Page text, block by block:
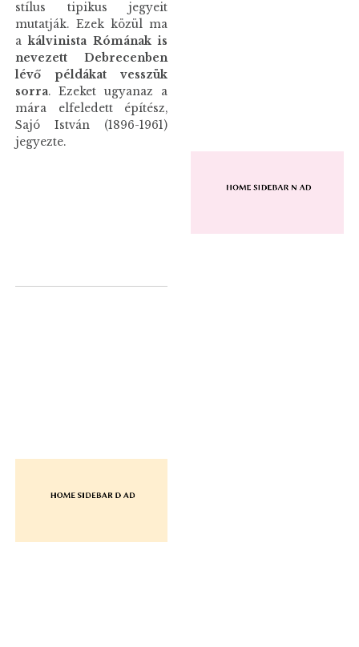
stílus tipikus jegyeit
mutatják. Ezek közül ma
akálvinista Rómának is
nevezett Debrecenben
lévő példákat vesszük
sorra. Ezeket ugyanaz a
mára elfeledett építész,
Sajó István (1896-1961)
jegyezte.